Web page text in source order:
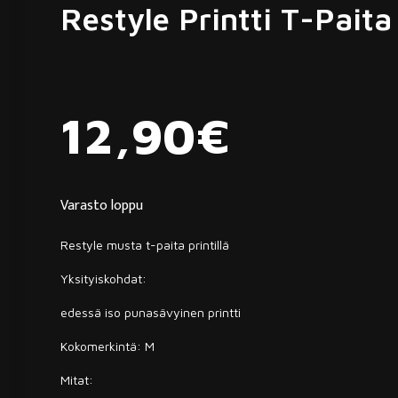
Restyle Printti T-Paita
12,90€
Varasto loppu
Restyle musta t-paita printillä
Yksityiskohdat:
edessä iso punasävyinen printti
Kokomerkintä: M
Mitat: